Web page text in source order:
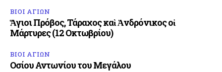
ΒΙΟΙ ΑΓΙΩΝ
Ἅγιοι Πρόβος, Τάραχος καὶ Ἀνδρόνικος οἱ
Μάρτυρες (12 Οκτωβρίου)
ΒΙΟΙ ΑΓΙΩΝ
Οσίου Αντωνίου του Μεγάλου